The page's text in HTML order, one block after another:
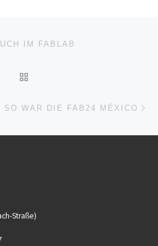
IM FABLAB
SO WAR DIE FAB24 MÉXICO
Straße)